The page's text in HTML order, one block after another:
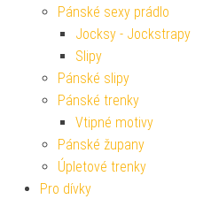
Pánské sexy prádlo
Jocksy - Jockstrapy
Slipy
Pánské slipy
Pánské trenky
Vtipné motivy
Pánské župany
Úpletové trenky
Pro dívky